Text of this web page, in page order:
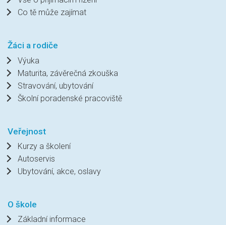
Co tě může zajímat
Žáci a rodiče
Výuka
Maturita, závěrečná zkouška
Stravování, ubytování
Školní poradenské pracoviště
Veřejnost
Kurzy a školení
Autoservis
Ubytování, akce, oslavy
O škole
Základní informace